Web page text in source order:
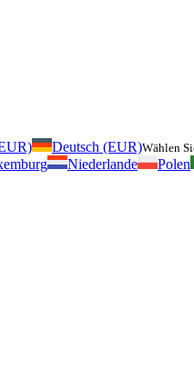
Deutsch (EUR)Wählen
Niederlande Polen